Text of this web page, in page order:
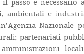
passo è necessario
ambientali e
Nazionale
partenariati